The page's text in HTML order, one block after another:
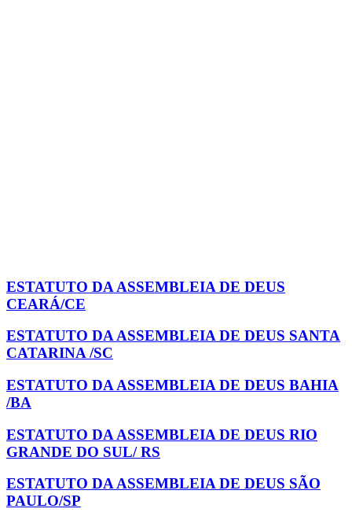
ESTATUTO DA ASSEMBLEIA DE DEUS
CEARÁ/CE
ESTATUTO DA ASSEMBLEIA DE DEUS SANTA
CATARINA /SC
ESTATUTO DA ASSEMBLEIA DE DEUS BAHIA
/BA
ESTATUTO DA ASSEMBLEIA DE DEUS RIO
GRANDE DO SUL/ RS
ESTATUTO DA ASSEMBLEIA DE DEUS SÃO
PAULO/SP